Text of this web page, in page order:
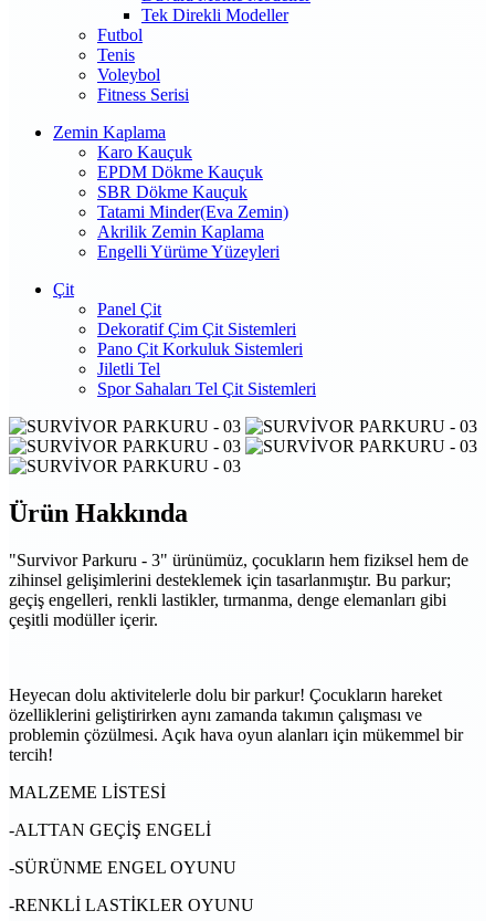
Tek Direkli Modeller
Futbol
Tenis
Voleybol
Fitness Serisi
Zemin Kaplama
Karo Kauçuk
EPDM Dökme Kauçuk
SBR Dökme Kauçuk
Tatami Minder(Eva Zemin)
Akrilik Zemin Kaplama
Engelli Yürüme Yüzeyleri
Çit
Panel Çit
Dekoratif Çim Çit Sistemleri
Pano Çit Korkuluk Sistemleri
Jiletli Tel
Spor Sahaları Tel Çit Sistemleri
Ürün Hakkında
"Survivor Parkuru - 3" ürünümüz, çocukların hem fiziksel hem de
zihinsel gelişimlerini desteklemek için tasarlanmıştır. Bu parkur;
geçiş engelleri, renkli lastikler, tırmanma, denge elemanları gibi
çeşitli modüller içerir.
Heyecan dolu aktivitelerle dolu bir parkur! Çocukların hareket
özelliklerini geliştirirken aynı zamanda takımın çalışması ve
problemin çözülmesi. Açık hava oyun alanları için mükemmel bir
tercih!
MALZEME LİSTESİ
-ALTTAN GEÇİŞ ENGELİ
-SÜRÜNME ENGEL OYUNU
-RENKLİ LASTİKLER OYUNU